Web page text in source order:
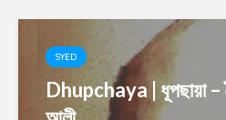
SYED
Dhupchaya | ধূপছায়া –